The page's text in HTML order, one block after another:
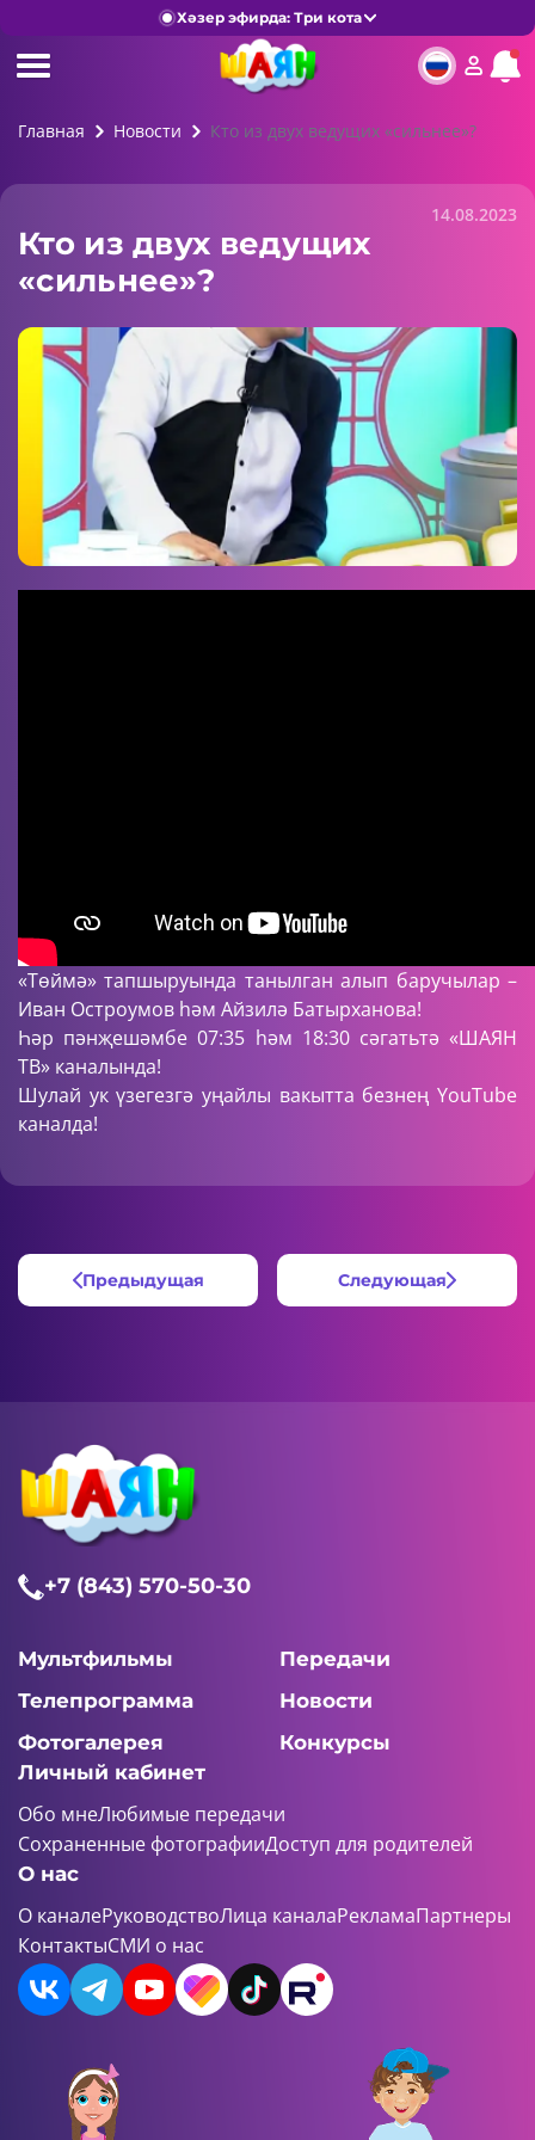
Хәзер эфирда: Три кота
Главная Новости Кто из двух ведущих «сильнее»?
14.08.2023
Кто из двух ведущих
«сильнее»?
«Төймә» тапшыруында танылган алып баручылар –
Иван Остроумов һәм Айзилә Батырханова!
Һәр пәнҗешәмбе 07:35 һәм 18:30 сәгатьтә «ШАЯН
ТВ» каналында!
Шулай ук үзегезгә уңайлы вакытта безнең YouTube
каналда!
Предыдущая Следующая
+7 (843) 570-50-30
Мультфильмы
Передачи
Телепрограмма
Новости
Фотогалерея
Конкурсы
Личный кабинет
Обо мнеЛюбимые передачи
Сохраненные фотографииДоступ для родителей
О нас
О каналеРуководствоЛица каналаРекламаПартнеры
КонтактыСМИ о нас